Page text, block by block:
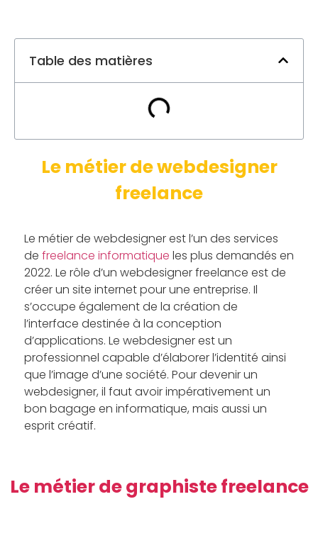
Table des matières
Le métier de webdesigner
freelance
Le métier de webdesigner est l’un des services
de freelance informatique les plus demandés en
2022. Le rôle d’un webdesigner freelance est de
créer un site internet pour une entreprise. Il
s’occupe également de la création de
l’interface destinée à la conception
d’applications. Le webdesigner est un
professionnel capable d’élaborer l’identité ainsi
que l’image d’une société. Pour devenir un
webdesigner, il faut avoir impérativement un
bon bagage en informatique, mais aussi un
esprit créatif.
Le métier de graphiste freelance